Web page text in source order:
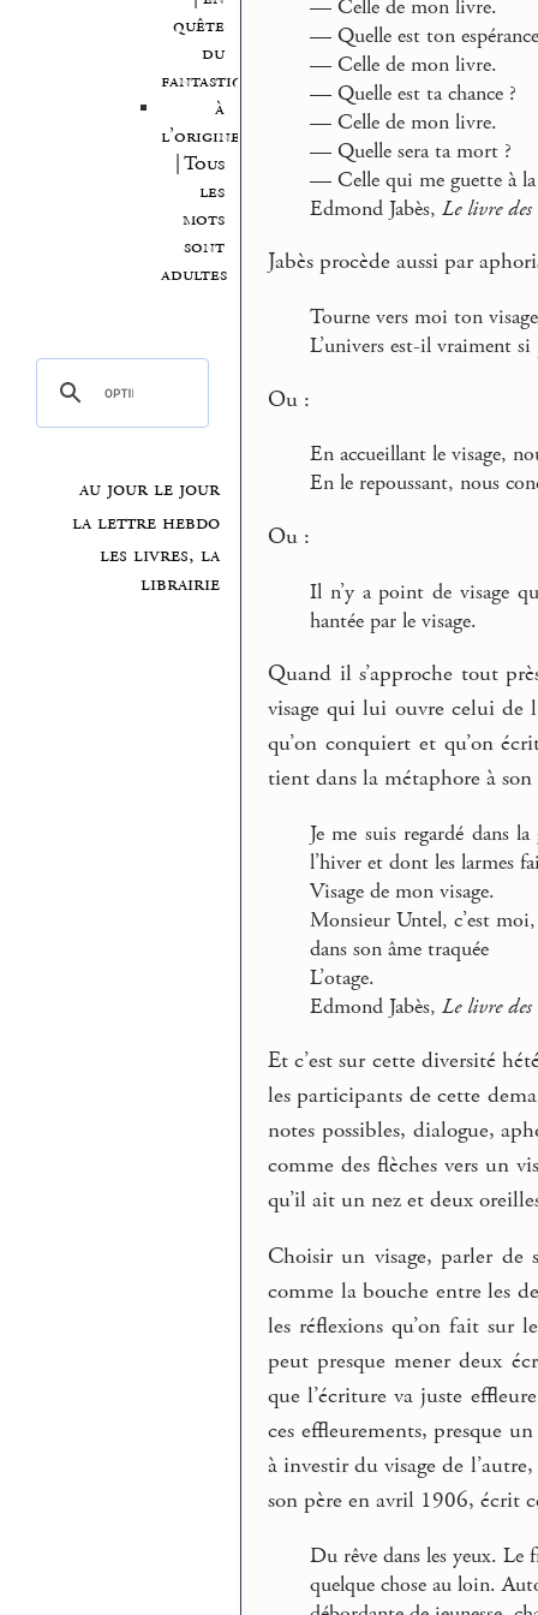
quête
du
fantastique
à
l’origine
| Tous
les
mots
sont
adultes
au jour le jour
la lettre hebdo
les livres, la
librairie
— Celle de mon livre.
— Quelle est ton
— Celle de mon livre.
— Quelle est ta chance ?
— Celle de mon livre.
— Quelle sera ta mort ?
— Celle qui me guette à la
Edmond Jabès, Le livre des
Jabès procède aussi par
Tourne vers moi ton
L’univers est-il vraiment
Ou :
En accueillant le visage,
En le repoussant, nous
Ou :
Il n’y a point de visage
hantée par le visage.
Quand il s’approche tout
visage qui lui ouvre celui de
qu’on conquiert et qu’on
tient dans la métaphore à
Je me suis regardé dans
l’hiver et dont les larmes
Visage de mon visage.
Monsieur Untel, c’est
dans son âme traquée
L’otage.
Edmond Jabès, Le livre des
Et c’est sur cette diversité
les participants de cette
notes possibles, dialogue,
comme des flèches vers un
qu’il ait un nez et deux
Choisir un visage, parler de
comme la bouche entre les
les réflexions qu’on fait sur
peut presque mener deux
que l’écriture va juste
ces effleurements, presque
à investir du visage de
son père en avril 1906, écrit
Du rêve dans les yeux. Le
quelque chose au loin.